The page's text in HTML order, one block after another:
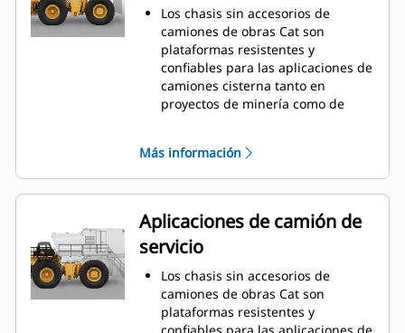
Los chasis sin accesorios de
camiones de obras Cat son
plataformas resistentes y
confiables para las aplicaciones de
camiones cisterna tanto en
proyectos de minería como de
chasis sin accesorios proporciona
una solución que es ideal para la
eliminación de polvo, la
construcción de carreteras, la
protección contra incendios y otras
aplicaciones.
Caterpillar trabaja en conjunto con
OEM de todo el mundo para
asegurarse de que la máquina con
chasis sin accesorios combine con
Más información
Aplicaciones de camión de
servicio
Los chasis sin accesorios de
camiones de obras Cat son
plataformas resistentes y